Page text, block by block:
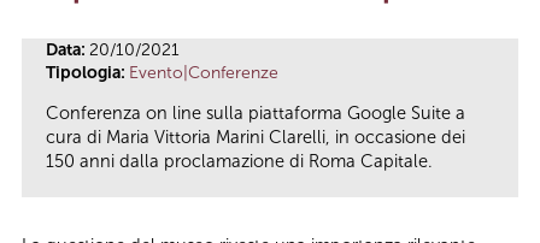
Data: 20/10/2021
Tipologia: Evento|Conferenze
Conferenza on line sulla piattaforma Google Suite a
cura di Maria Vittoria Marini Clarelli, in occasione dei
150 anni dalla proclamazione di Roma Capitale.